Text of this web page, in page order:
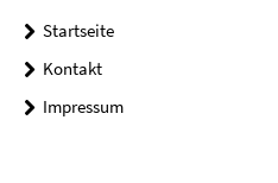
Startseite
Kontakt
Impressum